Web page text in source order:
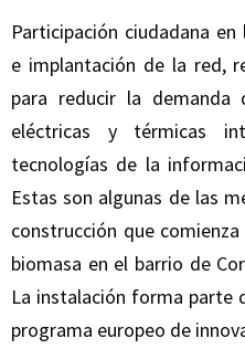
Participación ciudadana
e implantación de la red,
para reducir la demanda
eléctricas y térmicas
tecnologías de la
Estas son algunas de las
construcción que
biomasa en el barrio de
La instalación forma parte
programa europeo de